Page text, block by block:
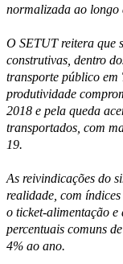
normalizada ao longo
O SETUT reitera que
construtivas, dentro
transporte público em
produtividade
2018 e pela queda
transportados, com
19.
As reivindicações do
realidade, com
o ticket-alimentação e
percentuais comuns
4% ao ano.